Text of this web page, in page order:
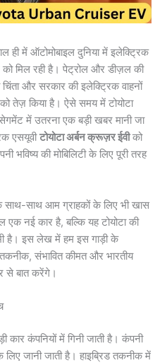
ही में ऑटोमोबाइल दुनिया में इलेक्ट्रिक
मिल रही है। पेट्रोल और डीज़ल की
और सरकार की इलेक्ट्रिक वाहनों
तेज़ किया है। ऐसे समय में टोयोटा
में उतरना एक बड़ी खबर मानी जा
एसयूवीटोयोटा अर्बन क्रूज़र ईवीको
भविष्य की मोबिलिटी के लिए पूरी तरह
साथ आम ग्राहकों के लिए भी खास
नई कार है, बल्कि यह टोयोटा की
है। इस लेख में हम इस गाड़ी के
संभावित कीमत और भारतीय
से बात करेंगे।
कार कंपनियों में गिनी जाती है। कंपनी
जानी जाती है। हाइब्रिड तकनीक में